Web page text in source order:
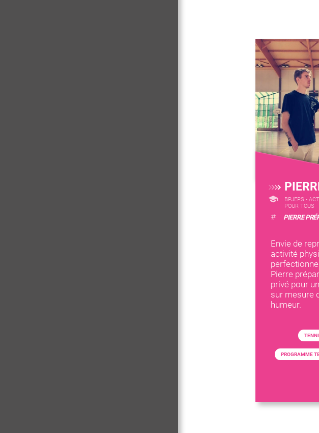
BPJEPS -
POUR TOUS
# PIERRE
Envie de
activité
Pierre
privé pour
sur mesure
humeur.
PROGRAMME